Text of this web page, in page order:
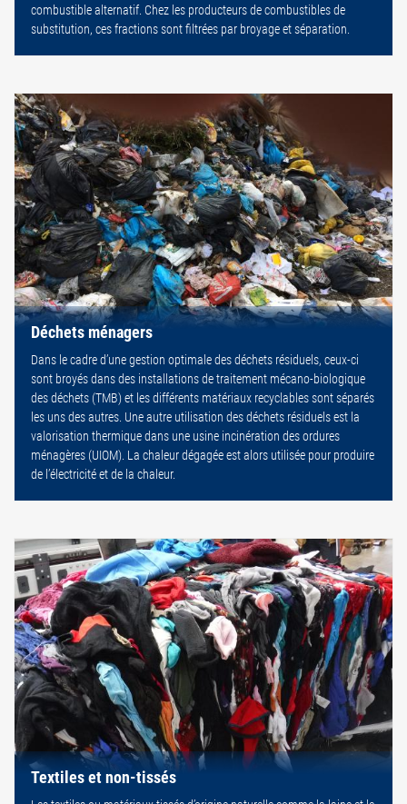
combustible alternatif. Chez les producteurs de combustibles de
substitution, ces fractions sont filtrées par broyage et séparation.
Déchets ménagers
Dans le cadre d’une gestion optimale des déchets résiduels, ceux-ci
sont broyés dans des installations de traitement mécano-biologique
des déchets (TMB) et les différents matériaux recyclables sont séparés
les uns des autres. Une autre utilisation des déchets résiduels est la
valorisation thermique dans une usine incinération des ordures
ménagères (UIOM). La chaleur dégagée est alors utilisée pour produire
de l’électricité et de la chaleur.
Textiles et non-tissés